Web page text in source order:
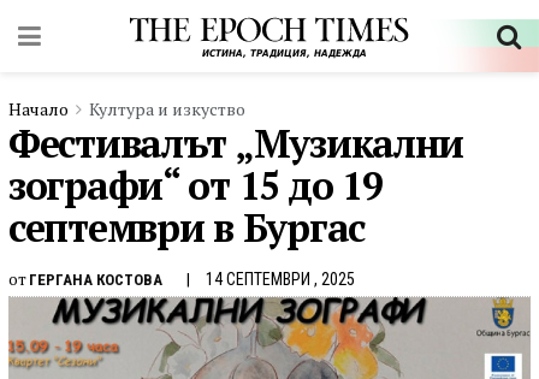
Начало Култура и изкуство
Фестивалът „Музикални
зографи“ от 15 до 19
септември в Бургас
от ГЕРГАНА КОСТОВА 14 СЕПТЕМВРИ , 2025